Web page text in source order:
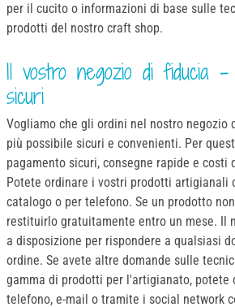
per il cucito o informazioni di base sulle
prodotti del nostro craft shop.
Il vostro negozio di fiducia
sicuri
Vogliamo che gli ordini nel nostro negozio
più possibile sicuri e convenienti. Per
pagamento sicuri, consegne rapide e costi
Potete ordinare i vostri prodotti artigianali
catalogo o per telefono. Se un prodotto
restituirlo gratuitamente entro un mese. Il
a disposizione per rispondere a qualsiasi
ordine. Se avete altre domande sulle
gamma di prodotti per l'artigianato, potete
telefono, e-mail o tramite i social network